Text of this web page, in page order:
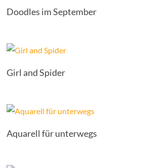
Doodles im September
Girl and Spider
Aquarell für unterwegs